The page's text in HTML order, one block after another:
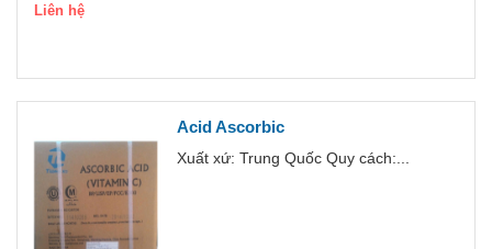
Liên hệ
Acid Ascorbic
Xuất xứ: Trung Quốc Quy cách:...